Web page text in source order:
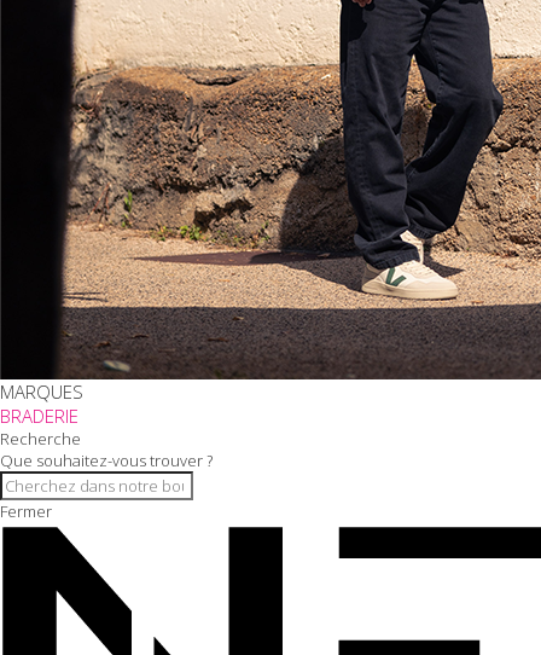
MARQUES
BRADERIE
Recherche
Que souhaitez-vous trouver ?
Fermer